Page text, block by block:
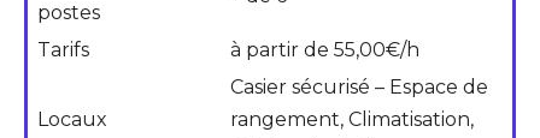
postes
Tarifs à partir de 55,00€/h
Locaux
Casier sécurisé – Espace de
rangement, Climatisation,